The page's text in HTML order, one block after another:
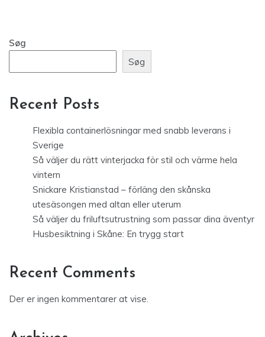
Søg
Søg
Recent Posts
Flexibla containerlösningar med snabb leverans i
Sverige
Så väljer du rätt vinterjacka för stil och värme hela
vintern
Snickare Kristianstad – förläng den skånska
utesäsongen med altan eller uterum
Så väljer du friluftsutrustning som passar dina äventyr
Husbesiktning i Skåne: En trygg start
Recent Comments
Der er ingen kommentarer at vise.